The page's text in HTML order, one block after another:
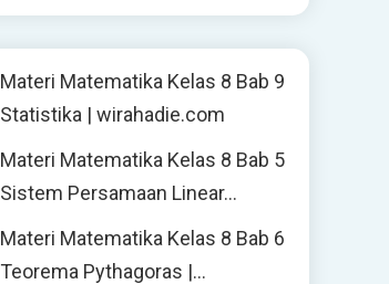
Materi Matematika Kelas 8 Bab 9
Statistika | wirahadie.com
Materi Matematika Kelas 8 Bab 5
Sistem Persamaan Linear…
Materi Matematika Kelas 8 Bab 6
Teorema Pythagoras |…